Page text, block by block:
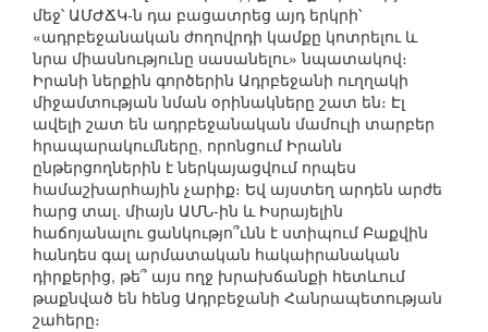
մեջ՝ ԱՄԺՃԿ-ն դա բացատրեց այդ երկրի՝
«ադրբեջանական ժողովրդի կամքը կոտրելու և
նրա միասնությունը սասանելու» նպատակով։
Իրանի ներքին գործերին Ադրբեջանի ուղղակի
միջամտության նման օրինակները շատ են։ Էլ
ավելի շատ են ադրբեջանական մամուլի տարբեր
հրապարակումները, որոնցում Իրանն
ընթերցողներին է ներկայացվում որպես
համաշխարհային չարիք։ Եվ այստեղ արդեն արժե
հարց տալ. միայն ԱՄՆ-ին և Իսրայելին
հաճոյանալու ցանկությո՞ւնն է ստիպում Բաքվին
հանդես գալ արմատական հակաիրանական
դիրքերից, թե՞ այս ողջ խրախճանքի հետևում
թաքնված են հենց Ադրբեջանի Հանրապետության
շահերը։